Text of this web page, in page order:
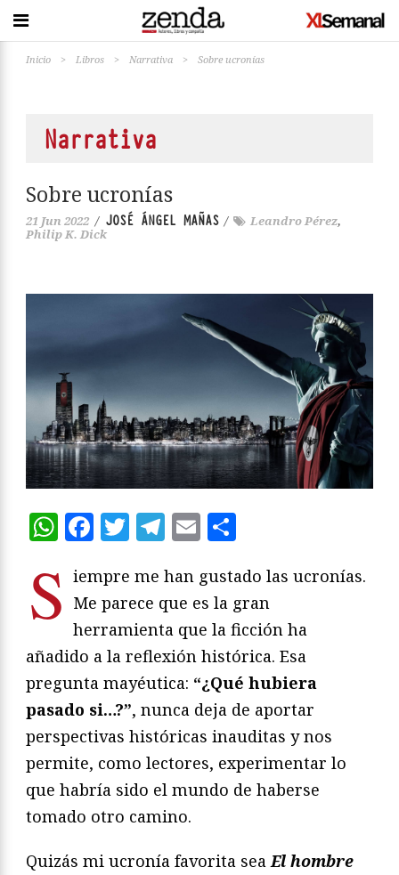
Inicio > Libros > Narrativa > Sobre ucronías
Narrativa
Sobre ucronías
21 Jun 2022 / JOSÉ ÁNGEL MAÑAS / Leandro Pérez,
Philip K. Dick
WhatsApp
Facebook
Twitter
Telegram
Email
S iempre me han gustado las ucronías.
Me parece que es la gran
herramienta que la ficción ha
añadido a la reflexión histórica. Esa
pregunta mayéutica: “¿Qué hubiera
pasado si…?”, nunca deja de aportar
perspectivas históricas inauditas y nos
permite, como lectores, experimentar lo
que habría sido el mundo de haberse
tomado otro camino.
Quizás mi ucronía favorita sea El hombre